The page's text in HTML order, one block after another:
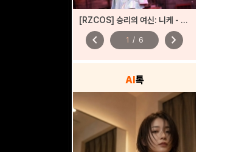
[RZCOS] 승리의 여신: 니케 - 바이퍼 (Model. 시루)
chevron_left 1 / 6 chevron_right
AI톡